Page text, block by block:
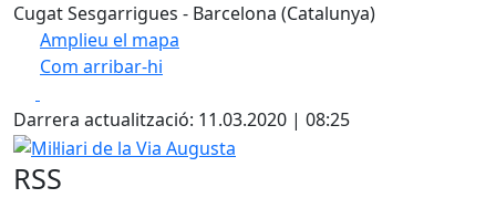
Cugat Sesgarrigues - Barcelona (Catalunya)
Amplieu el mapa
Com arribar-hi
+
−
Darrera actualització: 11.03.2020 | 08:25
Mil·liari de la Via Augusta
RSS